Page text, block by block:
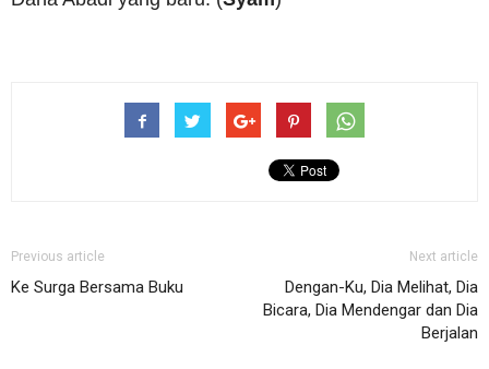
Previous article
Ke Surga Bersama Buku
Next article
Dengan-Ku, Dia Melihat, Dia
Bicara, Dia Mendengar dan Dia
Berjalan